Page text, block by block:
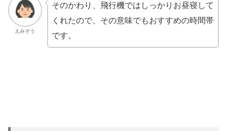
えみぞう
そのかわり、飛行機ではしっかりお昼寝して
くれたので、その意味でもおすすめの時間帯
です。